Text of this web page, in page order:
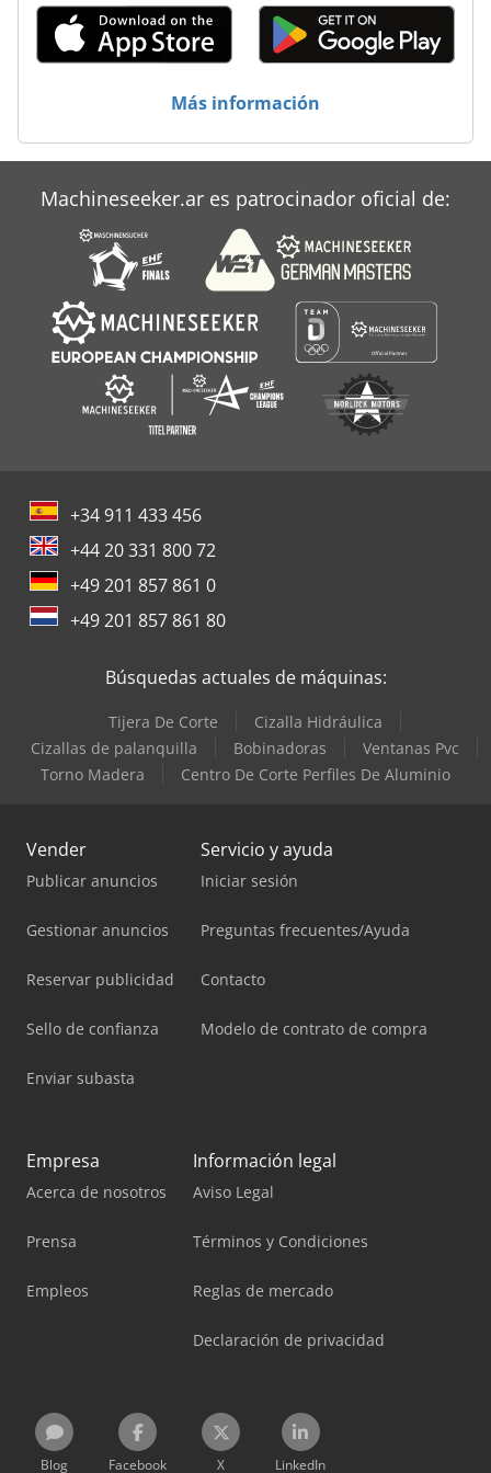
Regla De Guía
Sistema De Gestion De
Vehículo De TrabajoMás información
Machineseeker.ar es patrocinador oficial de:
+34 911 433 456
+44 20 331 800 72
+49 201 857 861 0
+49 201 857 861 80
Búsquedas actuales de máquinas:
Tijera De Corte
Cizalla Hidráulica
Cizallas de palanquilla
Bobinadoras
Ventanas Pvc
Torno Madera
Centro De Corte Perfiles De Aluminio
Vender
Publicar anuncios
Gestionar anuncios
Reservar publicidad
Sello de confianza
Enviar subasta
Servicio y ayuda
Iniciar sesión
Preguntas frecuentes/Ayuda
Contacto
Modelo de contrato de compra
Empresa
Acerca de nosotros
Prensa
Empleos
Información legal
Aviso Legal
Términos y Condiciones
Reglas de mercado
Declaración de privacidad
Blog Facebook X LinkedIn